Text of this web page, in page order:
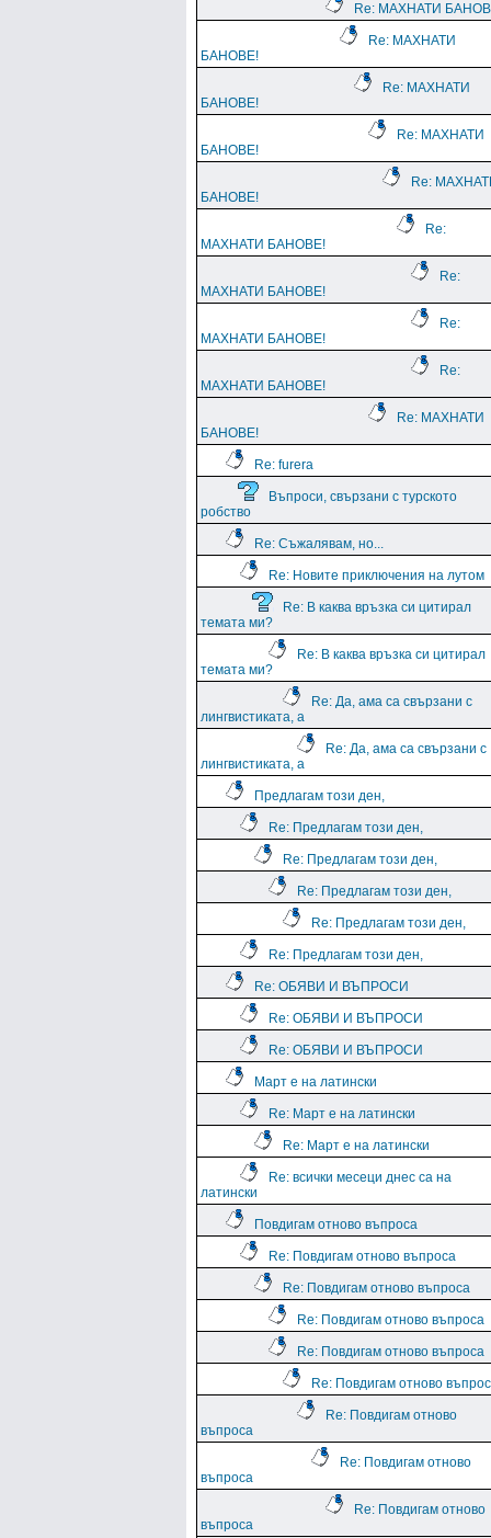
Re: МАХНАТИ
Re: МАХНАТИ
БАНОВЕ!
Re: МАХНАТИ
БАНОВЕ!
Re: МАХНАТИ
БАНОВЕ!
Re:
БАНОВЕ!
Re:
МАХНАТИ БАНОВЕ!
Re:
МАХНАТИ БАНОВЕ!
Re:
МАХНАТИ БАНОВЕ!
Re:
МАХНАТИ БАНОВЕ!
Re: МАХНАТИ
БАНОВЕ!
Re: furera
Въпроси, свързани с турското
робство
Re: Съжалявам, но...
Re: Новите приключения на лутом
Re: В каква връзка си цитирал
темата ми?
Re: В каква връзка си цитирал
темата ми?
Re: Да, ама са свързани с
лингвистиката, а
Re: Да, ама са свързани с
лингвистиката, а
Предлагам този ден,
Re: Предлагам този ден,
Re: Предлагам този ден,
Re: Предлагам този ден,
Re: Предлагам този ден,
Re: Предлагам този ден,
Re: ОБЯВИ И ВЪПРОСИ
Re: ОБЯВИ И ВЪПРОСИ
Re: ОБЯВИ И ВЪПРОСИ
Март е на латински
Re: Март е на латински
Re: Март е на латински
Re: всички месеци днес са на
латински
Повдигам отново въпроса
Re: Повдигам отново въпроса
Re: Повдигам отново въпроса
Re: Повдигам отново въпроса
Re: Повдигам отново въпроса
Re: Повдигам отново
Re: Повдигам отново
въпроса
Re: Повдигам отново
въпроса
Re: Повдигам отново
въпроса